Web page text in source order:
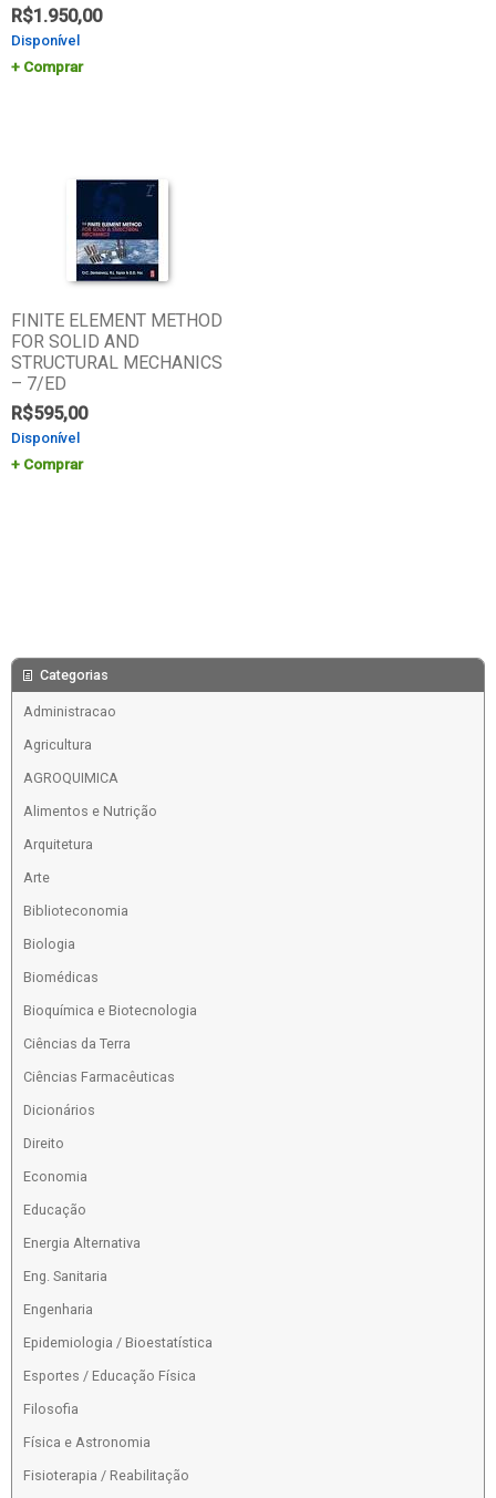
R$1.950,00
Disponível
Comprar
FINITE ELEMENT METHOD
FOR SOLID AND
STRUCTURAL MECHANICS
– 7/ED
R$595,00
Disponível
Comprar
Categorias
Administracao
Agricultura
AGROQUIMICA
Alimentos e Nutrição
Arquitetura
Arte
Biblioteconomia
Biologia
Biomédicas
Bioquímica e Biotecnologia
Ciências da Terra
Ciências Farmacêuticas
Dicionários
Direito
Economia
Educação
Energia Alternativa
Eng. Sanitaria
Engenharia
Epidemiologia / Bioestatística
Esportes / Educação Física
Filosofia
Física e Astronomia
Fisioterapia / Reabilitação